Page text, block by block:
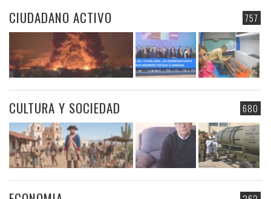
757
CIUDADANO ACTIVO
680
CULTURA Y SOCIEDAD